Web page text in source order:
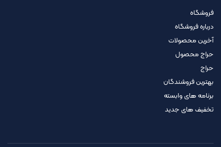
فروشگاه
درباره فروشگاه
آخرین محصولات
حراج محصول
حراج
بهترین فروشندگان
برنامه های وابسته
تخفیف های جدید